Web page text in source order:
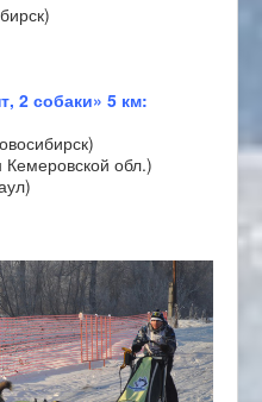
2 собаки» 5 км:
обл.)